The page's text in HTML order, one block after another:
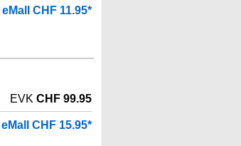
eMall CHF 11.95*
EVK CHF 99.95
eMall CHF 15.95*